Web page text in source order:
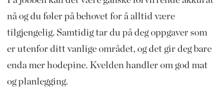
nå og du føler på behovet for å alltid være
tilgjengelig. Samtidig tar du på deg oppgaver som
er utenfor ditt vanlige området, og det gir deg bare
enda mer hodepine. Kvelden handler om god mat
og planlegging.